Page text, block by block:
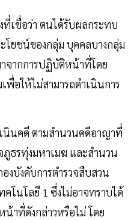
เชื่อว่า ตนได้รับผลกระทบ
โยชน์ของกลุ่ม บุคคลบางกลุ่ม
จากการปฏิบัติหน้าที่โดย
พื่อให้ไม่สามารถดําเนินการ
นินคดี ตามสํานวนคดีอาญาที่
ธรทุ่งมหาเมฆ และสํานวน
บังคับการตํารวจสืบสวน
โนโลยี 1 ซึ่งไม่อาจทราบได้
าที่ดังกล่าวหรือไม่ โดย